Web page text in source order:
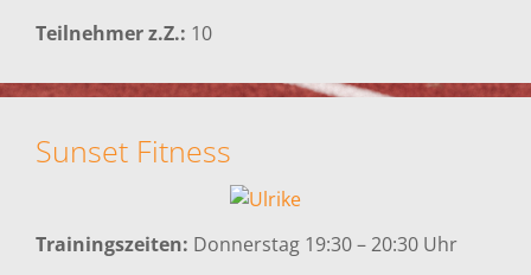
Teilnehmer z.Z.: 10
Sunset Fitness
Trainingszeiten: Donnerstag 19:30 – 20:30 Uhr